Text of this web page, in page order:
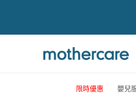
容
限時優惠 嬰兒